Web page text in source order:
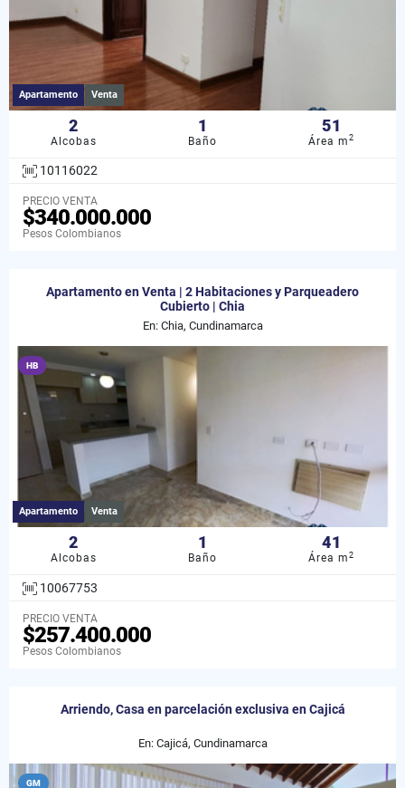
Apartamento Venta
2
Alcobas
1
Baño
51
Área m2
10116022
PRECIO VENTA
$340.000.000
Pesos Colombianos
Apartamento en Venta | 2 Habitaciones y Parqueadero
Cubierto | Chia
En: Chia, Cundinamarca
HB
Apartamento Venta
2
Alcobas
1
Baño
41
Área m2
10067753
PRECIO VENTA
$257.400.000
Pesos Colombianos
Arriendo, Casa en parcelación exclusiva en Cajicá
En: Cajicá, Cundinamarca
GM